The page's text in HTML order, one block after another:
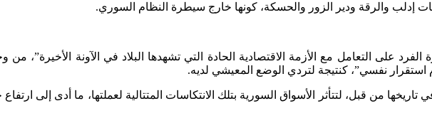
والرقة ودير الزور والحسكة، كونها خارج سيطرة النظام السوري.
الفرد على التعامل مع الأزمة الاقتصادية الحادة التي تشهدها البلاد في الآونة
استقرار نفسي”، كنتيجة لتردي الوضع المعيشي لديه.
من قبل، لتتأثر الأسواق السورية بتلك الانتكاسات المتتالية لعملتها، ما أدى إلى